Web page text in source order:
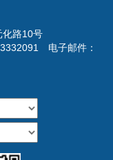
化路10号
电子邮件：